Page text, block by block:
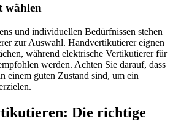
wählen
und individuellen Bedürfnissen stehen
zur Auswahl. Handvertikutierer eignen
während elektrische Vertikutierer für
werden. Achten Sie darauf, dass
einem guten Zustand sind, um ein
Die richtige